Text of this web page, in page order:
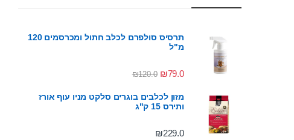
תרסיס סולפרם לכלב חתול ומכרסמים 120
מ"ל
₪79.0
₪120.0
מזון לכלבים בוגרים סלקט מניו עוף אורז
ותירס 15 ק"ג
₪229.0